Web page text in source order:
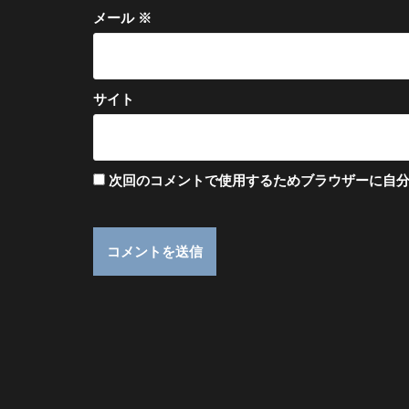
メール ※
サイト
次回のコメントで使用するためブラウザーに自